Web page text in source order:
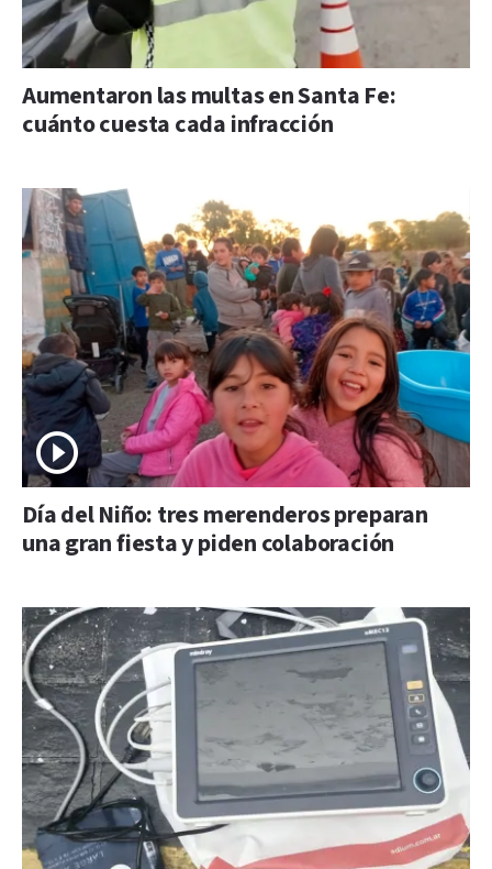
Aumentaron las multas en Santa Fe:
cuánto cuesta cada infracción
Día del Niño: tres merenderos preparan
una gran fiesta y piden colaboración